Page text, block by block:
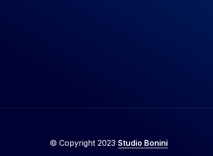
© Copyright 2023 Studio Bonini